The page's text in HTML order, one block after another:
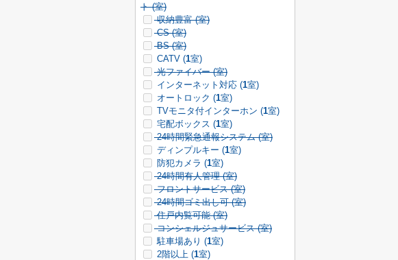
ト (室)
収納豊富 (室)
CS (室)
BS (室)
CATV (1室)
光ファイバー (室)
インターネット対応 (1室)
オートロック (1室)
TVモニタ付インターホン (1室)
宅配ボックス (1室)
24時間緊急通報システム (室)
ディンプルキー (1室)
防犯カメラ (1室)
24時間有人管理 (室)
フロントサービス (室)
24時間ゴミ出し可 (室)
住戸内覧可能 (室)
コンシェルジュサービス (室)
駐車場あり (1室)
2階以上 (1室)